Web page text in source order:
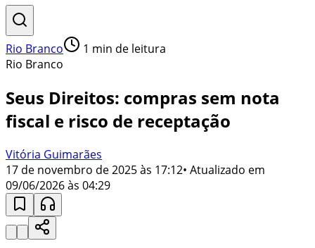
Rio Branco 1 min de leitura
Rio Branco
Seus Direitos: compras sem nota
fiscal e risco de receptação
Vitória Guimarães
17 de novembro de 2025 às 17:12• Atualizado em
09/06/2026 às 04:29